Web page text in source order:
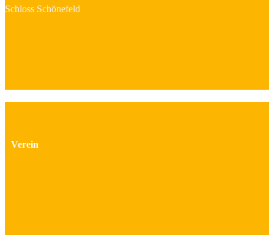
Schloss Schönefeld
Verein